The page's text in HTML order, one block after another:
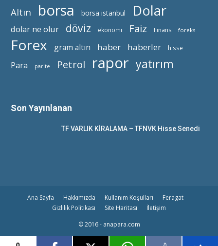
Altın borsa borsa istanbul Dolar
dolar ne olur döviz ekonomi Faiz Finans foreks
Forex gram altın haber haberler hisse
Para parite Petrol rapor yatırım
Son Yayınlanan
TF VARLIK KİRALAMA – TFNVK Hisse Senedi
Ana Sayfa Hakkımızda Kullanım Koşulları
Feragat
Gizlilik Politikası
Site Haritası
İletişim
© 2016 - anapara.com